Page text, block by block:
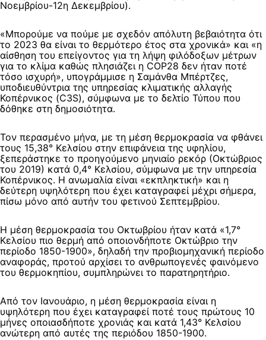
Νοεμβρίου-12η Δεκεμβρίου).
«Μπορούμε να πούμε με σχεδόν απόλυτη βεβαιότητα ότι
το 2023 θα είναι το θερμότερο έτος στα χρονικά» και «η
αίσθηση του επείγοντος για τη λήψη φιλόδοξων μέτρων
για το κλίμα καθώς πλησιάζει η COP28 δεν ήταν ποτέ
τόσο ισχυρή», υπογράμμισε η Σαμάνθα Μπέρτζες,
υποδιευθύντρια της υπηρεσίας κλιματικής αλλαγής
Κοπέρνικος (C3S), σύμφωνα με το δελτίο Τύπου που
δόθηκε στη δημοσιότητα.
Τον περασμένο μήνα, με τη μέση θερμοκρασία να φθάνει
τους 15,38° Κελσίου στην επιφάνεια της υφηλίου,
ξεπεράστηκε το προηγούμενο μηνιαίο ρεκόρ (Οκτώβριος
του 2019) κατά 0,4° Κελσίου, σύμφωνα με την υπηρεσία
Κοπέρνικος. Η ανωμαλία είναι «εκπληκτική» και η
δεύτερη υψηλότερη που έχει καταγραφεί μέχρι σήμερα,
πίσω μόνο από αυτήν του φετινού Σεπτεμβρίου.
Η μέση θερμοκρασία του Οκτωβρίου ήταν κατά «1,7°
Κελσίου πιο θερμή από οποιονδήποτε Οκτώβριο την
περίοδο 1850-1900», δηλαδή την προβιομηχανική περίοδο
αναφοράς, προτού αρχίσει το ανθρωπογενές φαινόμενο
του θερμοκηπίου, συμπληρώνει το παρατηρητήριο.
Από τον Ιανουάριο, η μέση θερμοκρασία είναι η
υψηλότερη που έχει καταγραφεί ποτέ τους πρώτους 10
μήνες οποιασδήποτε χρονιάς και κατά 1,43° Κελσίου
ανώτερη από αυτές της περιόδου 1850-1900.